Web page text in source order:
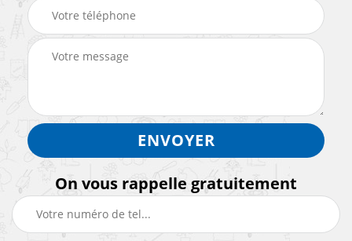
On vous rappelle gratuitement